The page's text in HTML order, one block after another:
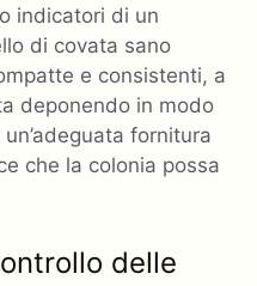
indicatori di un
di covata sano
e consistenti, a
deponendo in modo
fornitura
che la colonia possa
delle